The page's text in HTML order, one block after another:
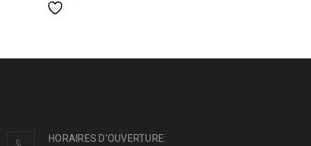
HORAIRES D'OUVERTURE: